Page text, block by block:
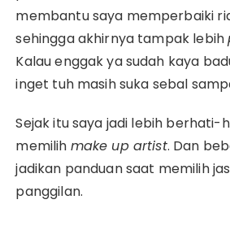
membantu saya memperbaiki
sehingga akhirnya tampak lebih
Kalau enggak ya sudah kaya
inget tuh masih suka sebal
Sejak itu saya jadi lebih berhati-
memilih make up artist. Dan
jadikan panduan saat memilih
panggilan.